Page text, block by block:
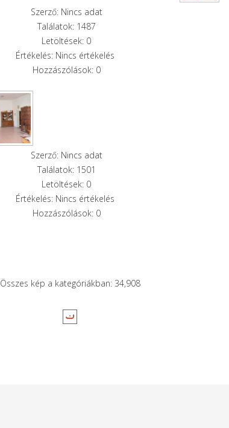
Szerző: Nincs adat
Találatok: 1487
Letöltések: 0
Értékelés: Nincs értékelés
Hozzászólások: 0
Szerző: Nincs adat
Találatok: 1501
Letöltések: 0
Értékelés: Nincs értékelés
Hozzászólások: 0
Összes kép a kategóriákban: 34,908